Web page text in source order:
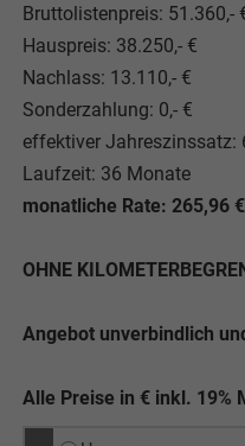
Bruttolistenpreis: 51.360,-
Hauspreis: 38.250,- €
Nachlass: 13.110,- €
Sonderzahlung: 0,- €
effektiver Jahreszinssatz:
Laufzeit: 36 Monate
monatliche Rate: 265,96 €
OHNE
Angebot unverbindlich
Alle Preise in € inkl. 19%